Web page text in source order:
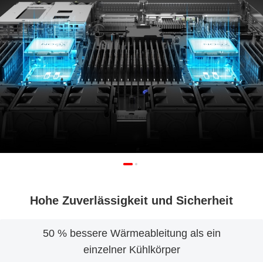
Hohe Zuverlässigkeit und Sicherheit
50 % bessere Wärmeableitung als ein
einzelner Kühlkörper